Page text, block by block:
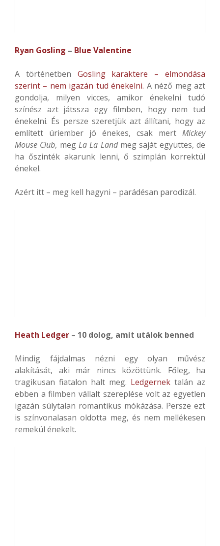
Ryan Gosling – Blue Valentine
A történetben Gosling karaktere – elmondása
szerint – nem igazán tud énekelni. A néző meg azt
gondolja, milyen vicces, amikor énekelni tudó
színész azt játssza egy filmben, hogy nem tud
énekelni. És persze szeretjük azt állítani, hogy az
említett úriember jó énekes, csak mert Mickey
Mouse Club, megLa La Landmeg saját együttes, de
ha őszinték akarunk lenni, ő szimplán korrektül
énekel.
Azért itt – meg kell hagyni – parádésan parodizál.
Heath Ledger – 10 dolog, amit utálok benned
Mindig fájdalmas nézni egy olyan művész
alakítását, aki már nincs közöttünk. Főleg, ha
tragikusan fiatalon halt meg. Ledgernek talán az
ebben a filmben vállalt szereplése volt az egyetlen
igazán súlytalan romantikus mókázása. Persze ezt
is színvonalasan oldotta meg, és nem mellékesen
remekül énekelt.